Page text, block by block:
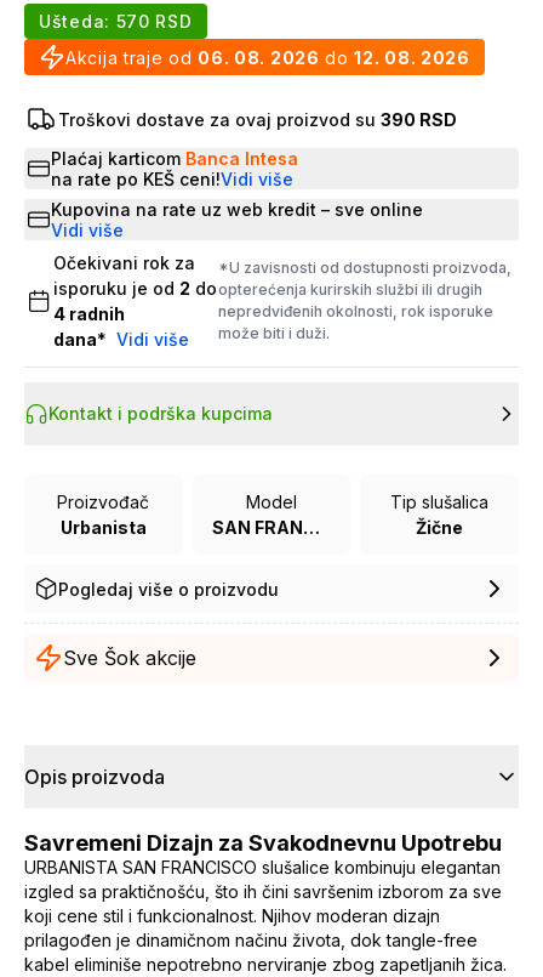
Akcija traje od 06. 08. 2026 do 12. 08. 2026
Ušteda: 570 RSD
Troškovi dostave za ovaj proizvod su 390 RSD
Plaćaj karticom Banca Intesa
na rate po KEŠ ceni!Vidi više
Kupovina na rate uz web kredit – sve online
Vidi više
Očekivani rok za
isporuku je od 2 do
4 radnih
dana* Vidi više
*U zavisnosti od dostupnosti proizvoda,
opterećenja kurirskih službi ili drugih
nepredviđenih okolnosti, rok isporuke
može biti i duži.
Kontakt i podrška kupcima
Proizvođač
Urbanista
Model
SAN FRANCISCO
Tip slušalica
Žične
Pogledaj više o proizvodu
Sve Šok akcije
Opis proizvoda
Savremeni Dizajn za Svakodnevnu Upotrebu
URBANISTA SAN FRANCISCO slušalice kombinuju elegantan
izgled sa praktičnošću, što ih čini savršenim izborom za sve
koji cene stil i funkcionalnost. Njihov moderan dizajn
prilagođen je dinamičnom načinu života, dok tangle-free
kabel eliminiše nepotrebno nerviranje zbog zapetljanih žica.